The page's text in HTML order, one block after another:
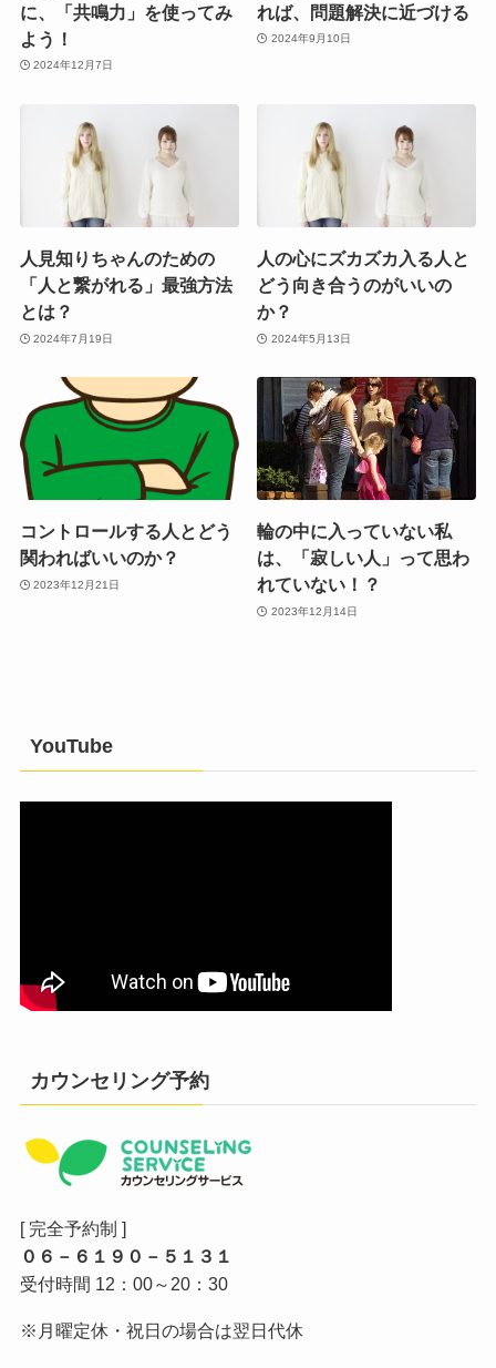
に、「共鳴力」を使ってみ
よう！
2024年12月7日
れば、問題解決に近づける
2024年9月10日
人見知りちゃんのための
「人と繋がれる」最強方法
とは？
2024年7月19日
人の心にズカズカ入る人と
どう向き合うのがいいの
か？
2024年5月13日
コントロールする人とどう
関わればいいのか？
2023年12月21日
輪の中に入っていない私
は、「寂しい人」って思わ
れていない！？
2023年12月14日
YouTube
カウンセリング予約
[ 完全予約制 ]
０６－６１９０－５１３１
受付時間 12：00～20：30
※月曜定休・祝日の場合は翌日代休